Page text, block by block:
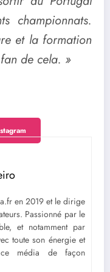
championnats.
et la formation
de cela. »
en 2019 et le dirige
Passionné par le
et notamment par
toute son énergie et
média de façon